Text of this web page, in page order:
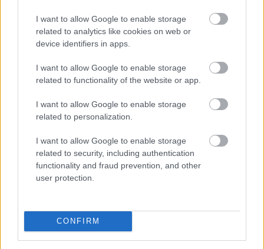
I want to allow Google to enable storage
related to analytics like cookies on web or
device identifiers in apps.
I want to allow Google to enable storage
related to functionality of the website or app.
I want to allow Google to enable storage
related to personalization.
I want to allow Google to enable storage
related to security, including authentication
functionality and fraud prevention, and other
user protection.
CONFIRM
tényezőként szerepel a kognitív inaktivitás. A
dokumentum rámutat: az egész életen át tartó
kognitív aktivitás — a tanulás, a mentálisan igényes